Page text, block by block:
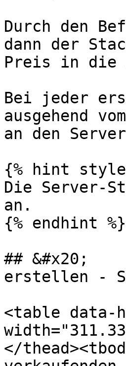
Durch den
dann der
Preis in die
Bei jeder
ausgehend
an den
{% hint
Die Server-
an.
{% endhint %}
##
erstellen -
<table data-
</